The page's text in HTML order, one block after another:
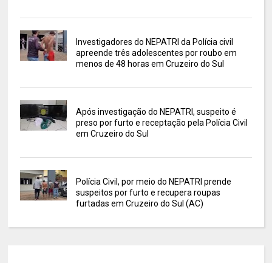
Investigadores do NEPATRI da Polícia civil
apreende três adolescentes por roubo em
menos de 48 horas em Cruzeiro do Sul
Após investigação do NEPATRI, suspeito é
preso por furto e receptação pela Polícia Civil
em Cruzeiro do Sul
Polícia Civil, por meio do NEPATRI prende
suspeitos por furto e recupera roupas
furtadas em Cruzeiro do Sul (AC)